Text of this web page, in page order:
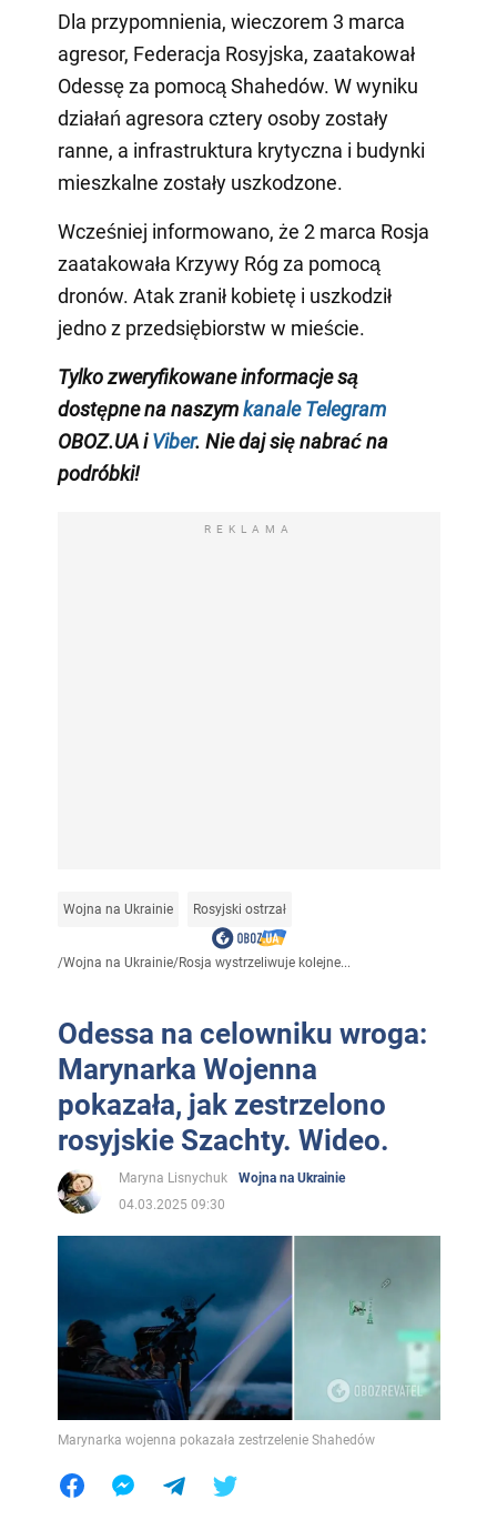
Dla przypomnienia, wieczorem 3 marca
agresor, Federacja Rosyjska, zaatakował
Odessę za pomocą Shahedów. W wyniku
działań agresora cztery osoby zostały
ranne, a infrastruktura krytyczna i budynki
mieszkalne zostały uszkodzone.
Wcześniej informowano, że 2 marca Rosja
zaatakowała Krzywy Róg za pomocą
dronów. Atak zranił kobietę i uszkodził
jedno z przedsiębiorstw w mieście.
Tylko zweryfikowane informacje są
dostępne na naszymkanale Telegram
OBOZ.UA iViber. Nie daj się nabrać na
podróbki!
REKLAMA
Wojna na Ukrainie Rosyjski ostrzał
/Wojna na Ukrainie/Rosja wystrzeliwuje kolejne...
Odessa na celowniku wroga:
Marynarka Wojenna
pokazała, jak zestrzelono
rosyjskie Szachty. Wideo.
Maryna Lisnychuk
Wojna na Ukrainie
04.03.2025 09:30
Marynarka wojenna pokazała zestrzelenie Shahedów